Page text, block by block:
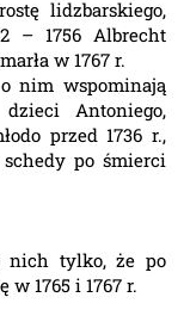
lidzbarskiego,
– 1756 Albrecht
w 1767 r.
o nim wspominają
Antoniego,
przed 1736 r.,
po śmierci
o nich tylko, że po
1765 i 1767 r.